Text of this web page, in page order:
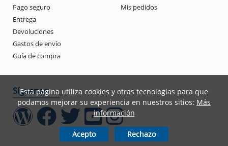
Pago seguro
Entrega
Devoluciones
Gastos de envío
Guía de compra
Mis pedidos
Síguenos
Esta página utiliza cookies y otras tecnologías para que
podamos mejorar su experiencia en nuestros sitios: Más
información
Acepto Rechazo